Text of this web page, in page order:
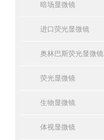
暗场显微镜
进口荧光显微镜
奥林巴斯荧光显微镜
荧光显微镜
生物显微镜
体视显微镜